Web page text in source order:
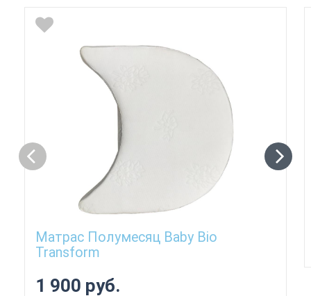
Матрас Полумесяц Baby Bio
Transform
1 900 руб.